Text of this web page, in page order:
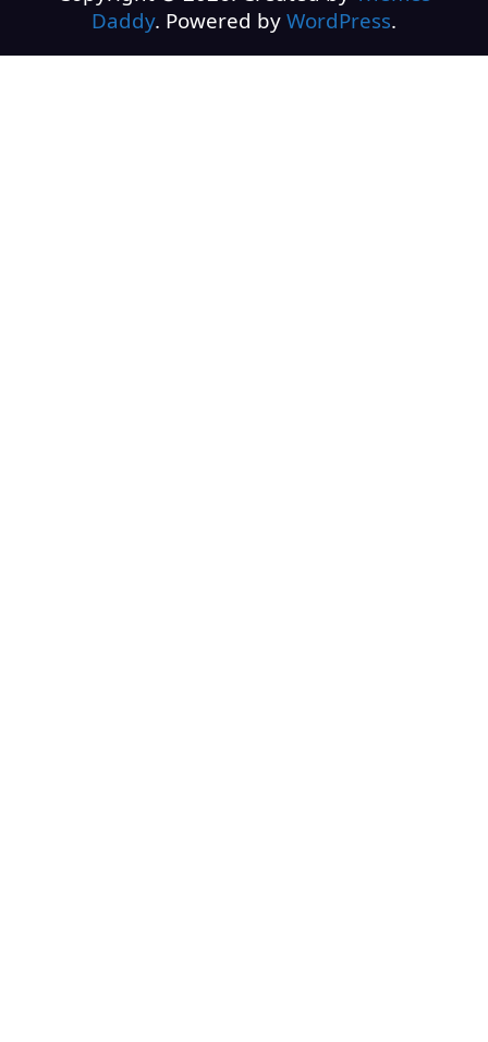
Daddy. Powered by WordPress.